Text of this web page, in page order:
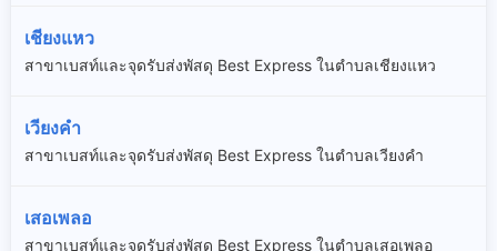
เชียงแหว
สาขาเบสท์และจุดรับส่งพัสดุ Best Express ในตำบลเชียงแหว
เวียงคำ
สาขาเบสท์และจุดรับส่งพัสดุ Best Express ในตำบลเวียงคำ
เสอเพลอ
สาขาเบสท์และจุดรับส่งพัสดุ Best Express ในตำบลเสอเพลอ